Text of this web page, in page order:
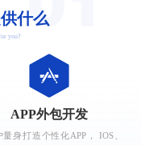
什么
provide for you?
APP外包开发
量身打造个性化APP， IOS、